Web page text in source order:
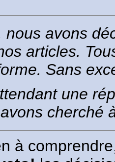
nous avons
articles.
Sans
une
cherché
à